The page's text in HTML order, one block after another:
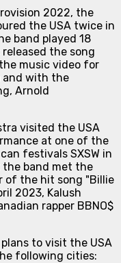
2022, the
the USA twice in
band played 18
the song
music video for
and with the
Arnold
visited the USA
at one of the
festivals SXSW in
the band met the
of the hit song "Billie
2023, Kalush
rapper BBNO$
to visit the USA
following cities: